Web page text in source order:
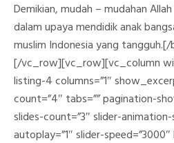
Demikian, mudah – mudahan
dalam upaya mendidik anak
muslim Indonesia yang
[/vc_row][vc_row][vc_column
listing-4 columns=”1″
count=”4″ tabs=”” pagination-
slides-count=”3″ slider-
autoplay=”1″ slider-